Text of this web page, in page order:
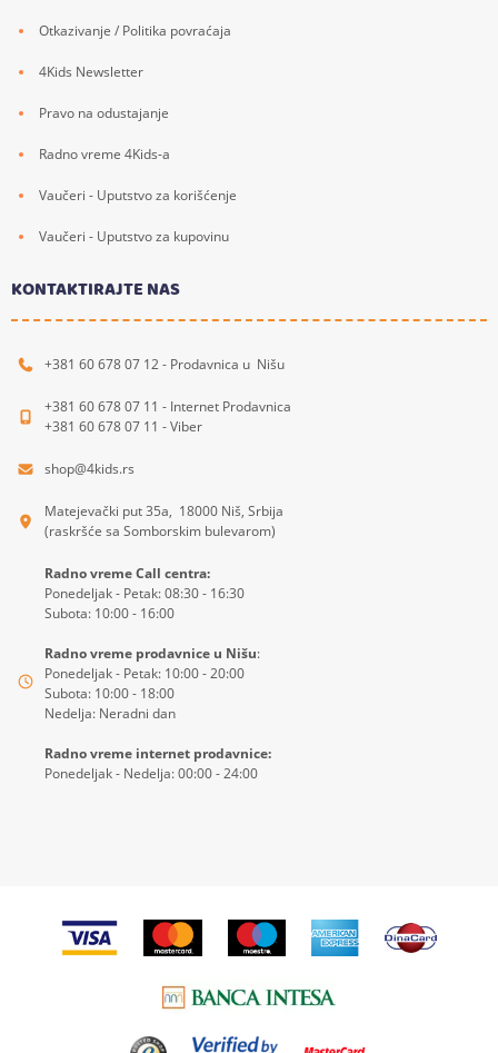
Otkazivanje / Politika povraćaja
4Kids Newsletter
Pravo na odustajanje
Radno vreme 4Kids-a
Vaučeri - Uputstvo za korišćenje
Vaučeri - Uputstvo za kupovinu
KONTAKTIRAJTE NAS
+381 60 678 07 12 - Prodavnica u Nišu
+381 60 678 07 11 - Internet Prodavnica
+381 60 678 07 11 - Viber
shop@4kids.rs
Matejevački put 35a, 18000 Niš, Srbija
(raskršće sa Somborskim bulevarom)
Radno vreme Call centra:
Ponedeljak - Petak: 08:30 - 16:30
Subota: 10:00 - 16:00
Radno vreme prodavnice u Nišu:
Ponedeljak - Petak: 10:00 - 20:00
Subota: 10:00 - 18:00
Nedelja: Neradni dan
Radno vreme internet prodavnice:
Ponedeljak - Nedelja: 00:00 - 24:00